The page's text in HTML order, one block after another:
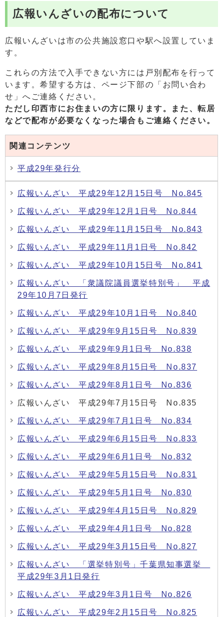
広報いんざいの配布について
広報いんざいは市の公共施設窓口や駅へ設置していま
す。
これらの方法で入手できない方には戸別配布を行って
います。希望する方は、ページ下部の「お問い合わ
せ」へご連絡ください。
ただし印西市にお住まいの方に限ります。また、転居
などで配布が必要なくなった場合もご連絡ください。
関連コンテンツ
平成29年発行分
広報いんざい 平成29年12月15日号 No.845
広報いんざい 平成29年12月1日号 No.844
広報いんざい 平成29年11月15日号 No.843
広報いんざい 平成29年11月1日号 No.842
広報いんざい 平成29年10月15日号 No.841
広報いんざい 「衆議院議員選挙特別号」 平成
29年10月7日発行
広報いんざい 平成29年10月1日号 No.840
広報いんざい 平成29年9月15日号 No.839
広報いんざい 平成29年9月1日号 No.838
広報いんざい 平成29年8月15日号 No.837
広報いんざい 平成29年8月1日号 No.836
広報いんざい 平成29年7月15日号 No.835
広報いんざい 平成29年7月1日号 No.834
広報いんざい 平成29年6月15日号 No.833
広報いんざい 平成29年6月1日号 No.832
広報いんざい 平成29年5月15日号 No.831
広報いんざい 平成29年5月1日号 No.830
広報いんざい 平成29年4月15日号 No.829
広報いんざい 平成29年4月1日号 No.828
広報いんざい 平成29年3月15日号 No.827
広報いんざい 「選挙特別号」千葉県知事選挙
平成29年3月1日発行
広報いんざい 平成29年3月1日号 No.826
広報いんざい 平成29年2月15日号 No.825